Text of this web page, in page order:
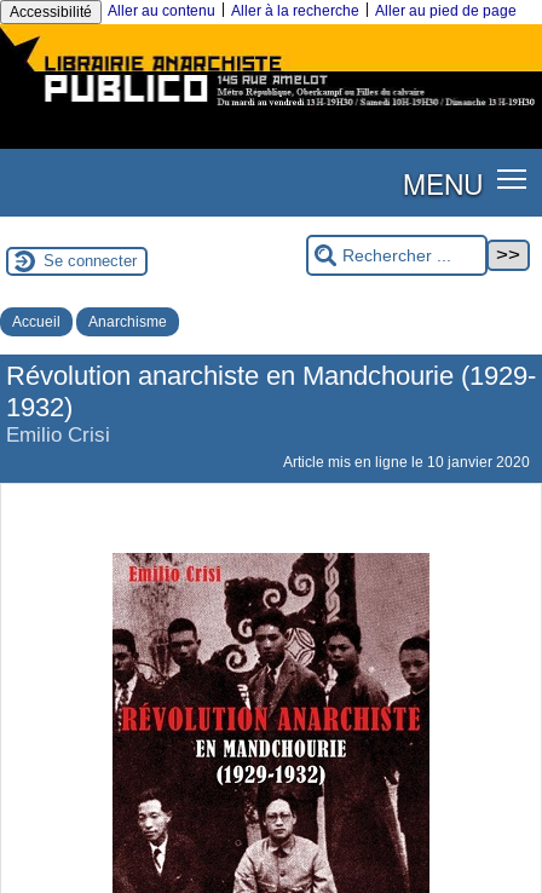
Accessibilité Aller au contenu Aller à la recherche Aller au pied de page
MENU
Se connecter
Accueil Anarchisme
Révolution anarchiste en Mandchourie (1929-
1932)
Emilio Crisi
Article mis en ligne le 10 janvier 2020